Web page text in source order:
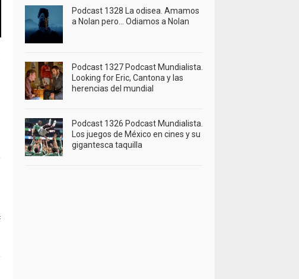
Podcast 1328 La odisea. Amamos
a Nolan pero… Odiamos a Nolan
Podcast 1327 Podcast Mundialista.
Looking for Eric, Cantona y las
herencias del mundial
Podcast 1326 Podcast Mundialista.
Los juegos de México en cines y su
gigantesca taquilla